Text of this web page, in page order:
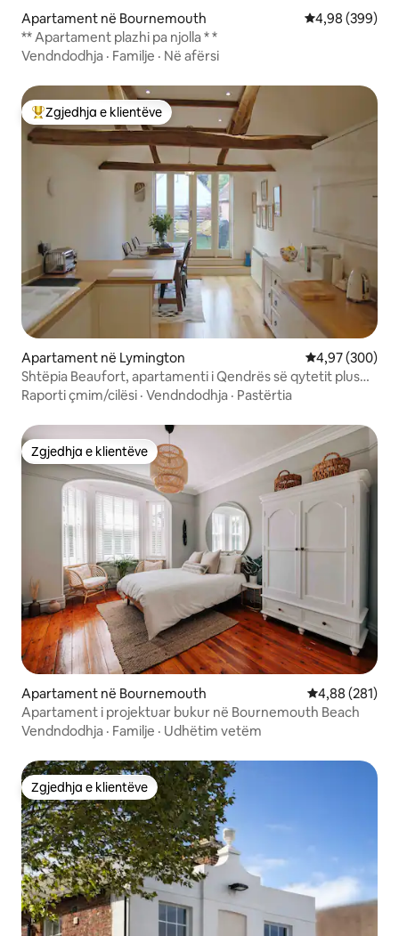
Apartament në Bournemouth Vlerësimi
4,98 (399)
** Apartament plazhi pa njolla * *
Vendndodhja · Familje · Në afërsi
Më të mirat e zgjedhjeve të klientëve
Zgjedhja e klientëve
Apartament në Lymington Vlerësimi
4,97 (300)
Shtëpia Beaufort, apartamenti i Qendrës së qytetit plus
parkimi
Raporti çmim/cilësi · Vendndodhja · Pastërtia
Zgjedhja e klientëve
Zgjedhja e klientëve
Apartament në Bournemouth Vlerësimi
4,88 (281)
Apartament i projektuar bukur në Bournemouth Beach
Vendndodhja · Familje · Udhëtim vetëm
Zgjedhja e klientëve
Zgjedhja e klientëve